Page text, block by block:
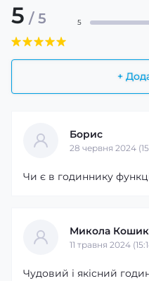
5 / 5
+
5
Борис
28 червня 2024
Чи є в годиннику
Микола Кошик
11 травня 2024
Чудовий і якісний